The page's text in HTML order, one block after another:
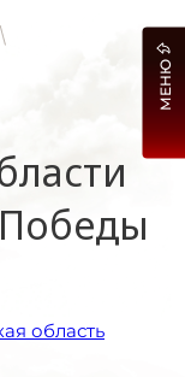
область
МЕНЮ